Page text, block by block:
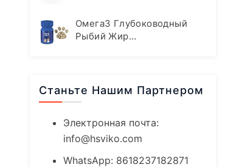
Омега3 Глубоководный
Рыбий Жир
Станьте Нашим Партнером
Электронная почта:
info@hsviko.com
WhatsApp: 8618237182871